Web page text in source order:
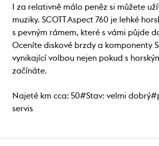
I za relativně málo peněz si můžete
muziky. SCOTT Aspect 760 je lehké
s pevným rámem, které s vámi půjde
Oceníte diskové brzdy a komponenty
vynikající volbou nejen pokud s
začínáte.
Najeté km cca: 50#Stav: velmi
servis